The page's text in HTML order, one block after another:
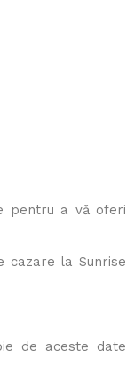
pentru a vă oferi
cazare la Sunrise
de aceste date